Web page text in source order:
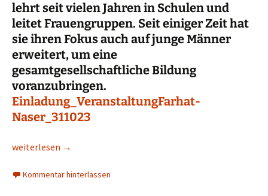
lehrt seit vielen Jahren in Schulen und
leitet Frauengruppen. Seit einiger Zeit hat
sie ihren Fokus auch auf junge Männer
erweitert, um eine
gesamtgesellschaftliche Bildung
voranzubringen.
Einladung_VeranstaltungFarhat-
Naser_311023
31.10. Sumaya Farhat-Naser. Dialog und Vortrag:
weiterlesen →
Kommentar hinterlassen